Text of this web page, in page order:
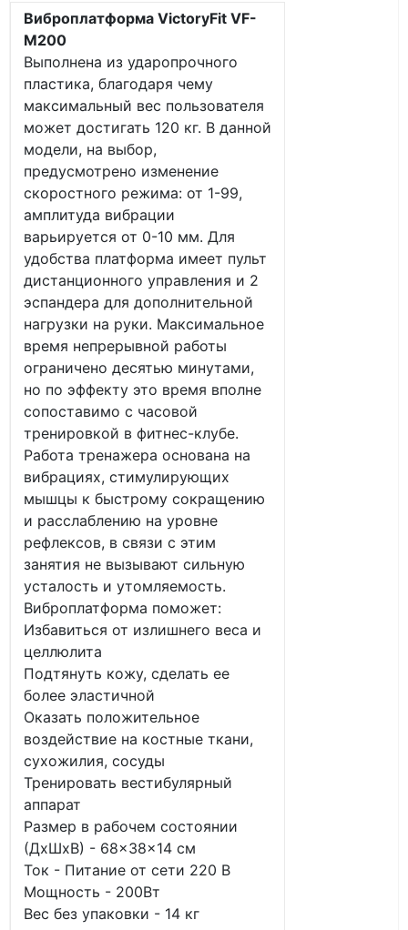
Виброплатформа VictoryFit VF-
M200
Выполнена из ударопрочного
пластика, благодаря чему
максимальный вес пользователя
может достигать 120 кг. В данной
модели, на выбор,
предусмотрено изменение
скоростного режима: от 1-99,
амплитуда вибрации
варьируется от 0-10 мм. Для
удобства платформа имеет пульт
дистанционного управления и 2
эспандера для дополнительной
нагрузки на руки. Максимальное
время непрерывной работы
ограничено десятью минутами,
но по эффекту это время вполне
сопоставимо с часовой
тренировкой в фитнес-клубе.
Работа тренажера основана на
вибрациях, стимулирующих
мышцы к быстрому сокращению
и расслаблению на уровне
рефлексов, в связи с этим
занятия не вызывают сильную
усталость и утомляемость.
Виброплатформа поможет:
Избавиться от излишнего веса и
целлюлита
Подтянуть кожу, сделать ее
более эластичной
Оказать положительное
воздействие на костные ткани,
сухожилия, сосуды
Тренировать вестибулярный
аппарат
Размер в рабочем состоянии
(ДxШxВ) - 68×38×14 см
Ток - Питание от сети 220 В
Мощность - 200Вт
Вес без упаковки - 14 кг